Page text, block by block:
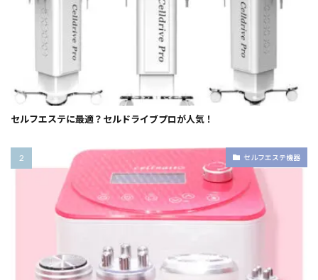
セルフエステに最適？セルドライブプロが人気！
セルフエステ機器